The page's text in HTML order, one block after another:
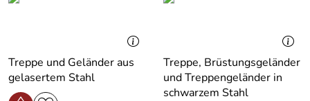
Treppe und Geländer aus
gelasertem Stahl
Treppe, Brüstungsgeländer
und Treppengeländer in
schwarzem Stahl